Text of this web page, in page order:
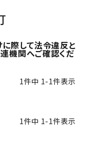
に際して法令違反と
機関へご確認くだ
1件中 1-1件表示
1件中 1-1件表示